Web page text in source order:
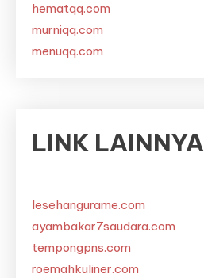
hematqq.com
murniqq.com
menuqq.com
LINK LAINNYA
lesehangurame.com
ayambakar7saudara.com
tempongpns.com
roemahkuliner.com